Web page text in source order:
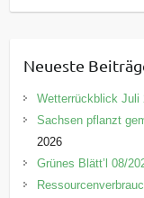
a
g
o
r
e
n
Neueste
Wetterrückblick Juli
Sachsen pflanzt
2026
Grünes Blätt’l 08/